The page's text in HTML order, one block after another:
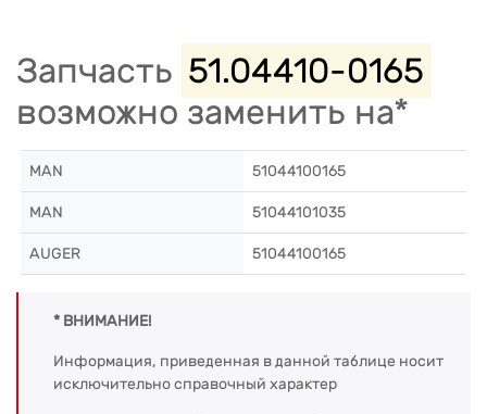
Запчасть 51.04410-0165
возможно заменить на*
MAN 51044100165
MAN 51044101035
AUGER 51044100165
* ВНИМАНИЕ!
Информация, приведенная в данной таблице носит
исключительно справочный характер